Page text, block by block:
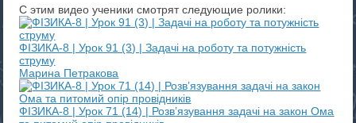
С этим видео ученики смотрят следующие ролики:
ФІЗИКА-8 | Урок 91 (3) | Задачі на роботу та потужність
струму
Марина Петракова
ФІЗИКА-8 | Урок 71 (14) | Розв’язування задачі на закон Ома